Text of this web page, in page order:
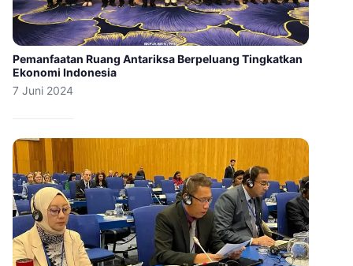
Pemanfaatan Ruang Antariksa Berpeluang Tingkatkan
Ekonomi Indonesia
7 Juni 2024